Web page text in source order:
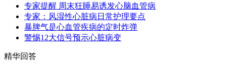
专家提醒 周末狂睡易诱发心脑血管病
专家：风湿性心脏病日常护理要点
暴脾气是心血管疾病的定时炸弹
警惕12大信号预示心脏病变
精华回答